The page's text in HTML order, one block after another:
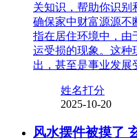
关知识，帮助你识别
确保家中财富源源不
指在居住环境中，由
运受损的现象。这种
出，甚至是事业发展
姓名打分
2025-10-20
风水摆件被摸了